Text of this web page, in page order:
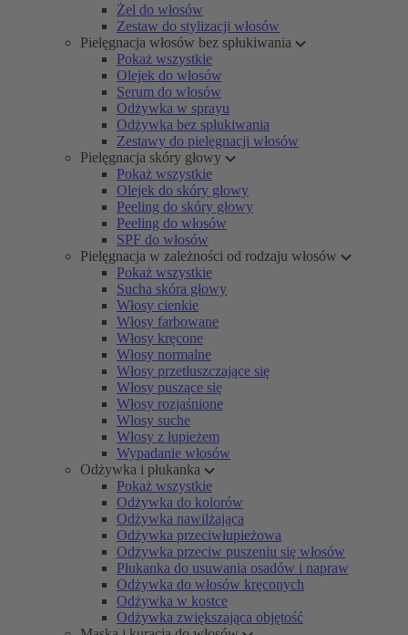
Żel do włosów
Zestaw do stylizacji włosów
Pielęgnacja włosów bez spłukiwania
Pokaż wszystkie
Olejek do włosów
Serum do włosów
Odżywka w sprayu
Odżywka bez spłukiwania
Zestawy do pielęgnacji włosów
Pielęgnacja skóry głowy
Pokaż wszystkie
Olejek do skóry głowy
Peeling do skóry głowy
Peeling do włosów
SPF do włosów
Pielęgnacja w zależności od rodzaju włosów
Pokaż wszystkie
Sucha skóra głowy
Włosy cienkie
Włosy farbowane
Włosy kręcone
Włosy normalne
Włosy przetłuszczające się
Włosy puszące się
Włosy rozjaśnione
Włosy suche
Włosy z łupieżem
Wypadanie włosów
Odżywka i płukanka
Pokaż wszystkie
Odżywka do kolorów
Odżywka nawilżająca
Odżywka przeciwłupieżowa
Odżywka przeciw puszeniu się włosów
Płukanka do usuwania osadów i napraw
Odżywka do włosów kręconych
Odżywka w kostce
Odżywka zwiększająca objętość